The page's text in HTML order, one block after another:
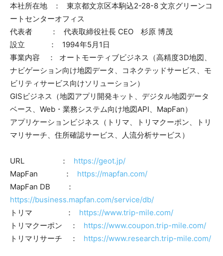
本社所在地 ： 東京都文京区本駒込2-28-8 文京グリーンコ
ートセンターオフィス
代表者 ： 代表取締役社長 CEO 杉原 博茂
設立 ： 1994年5月1日
事業内容 ： オートモーティブビジネス（高精度3D地図、
ナビゲーション向け地図データ、コネクテッドサービス、モ
ビリティサービス向けソリューション）
GISビジネス（地図アプリ開発キット、デジタル地図データ
ベース、Web・業務システム向け地図API、MapFan）
アプリケーションビジネス（トリマ、トリマクーポン、トリ
マリサーチ、住所確認サービス、人流分析サービス）
URL ： https://geot.jp/
MapFan ： https://mapfan.com/
MapFan DB ：
https://business.mapfan.com/service/db/
トリマ ： https://www.trip-mile.com/
トリマクーポン ： https://www.coupon.trip-mile.com/
トリマリサーチ ： https://www.research.trip-mile.com/